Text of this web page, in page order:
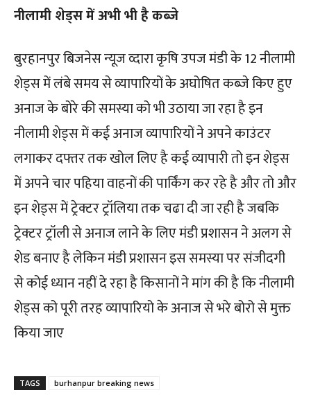
नीलामी शेड्स में अभी भी है कब्जे
बुरहानपुर बिजनेस न्यूज व्दारा कृषि उपज मंडी के 12 नीलामी
शेड्स में लंबे समय से व्यापारियों के अघोषित कब्जे किए हुए
अनाज के बोरे की समस्या को भी उठाया जा रहा है इन
नीलामी शेड्स में कई अनाज व्यापारियों ने अपने काउंटर
लगाकर दफ्तर तक खोल लिए है कई व्यापारी तो इन शेड्स
में अपने चार पहिया वाहनों की पार्किंग कर रहे है और तो और
इन शेड्स में ट्रेक्टर ट्रॉलिया तक चढा दी जा रही है जबकि
ट्रेक्टर ट्रॉली से अनाज लाने के लिए मंडी प्रशासन ने अलग से
शेड बनाए है लेकिन मंडी प्रशासन इस समस्या पर संजीदगी
से कोई ध्यान नहीं दे रहा है किसानों ने मांग की है कि नीलामी
शेड्स को पूरी तरह व्यापारियो के अनाज से भरे बोरो से मुक्त
किया जाए
TAGS burhanpur breaking news